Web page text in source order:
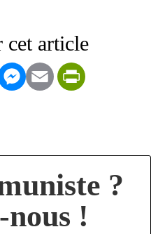
Messenger
Email
?
!